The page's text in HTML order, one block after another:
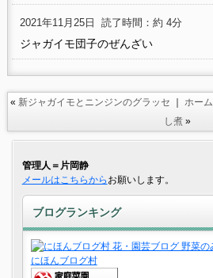
2021年11月25日 読了時間：約 4分
ジャガイモ団子のぜんざい
«新ジャガイモとニンジンのグラッセ ｜ホーム
し煮»
管理人＝片岡静
メールはこちらから お願いします。
ブログランキング
にほんブログ村